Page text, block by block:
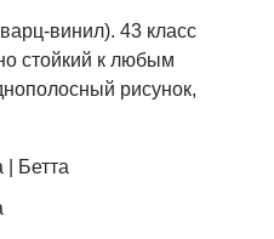
винил). 43 класс
стойкий к любым
рисунок,
| Бетта